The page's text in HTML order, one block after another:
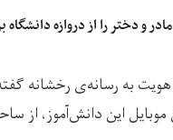
و دختر را از دروازه دانشگاه
به رسانه‌ی رخشانه
این دانش‌آموز، از